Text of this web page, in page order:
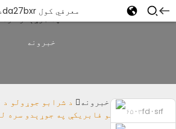
خبرونه
کور خبرونه
د شرابو جوړولو
شراب جوړولو فابریکې په جوړېدو سره